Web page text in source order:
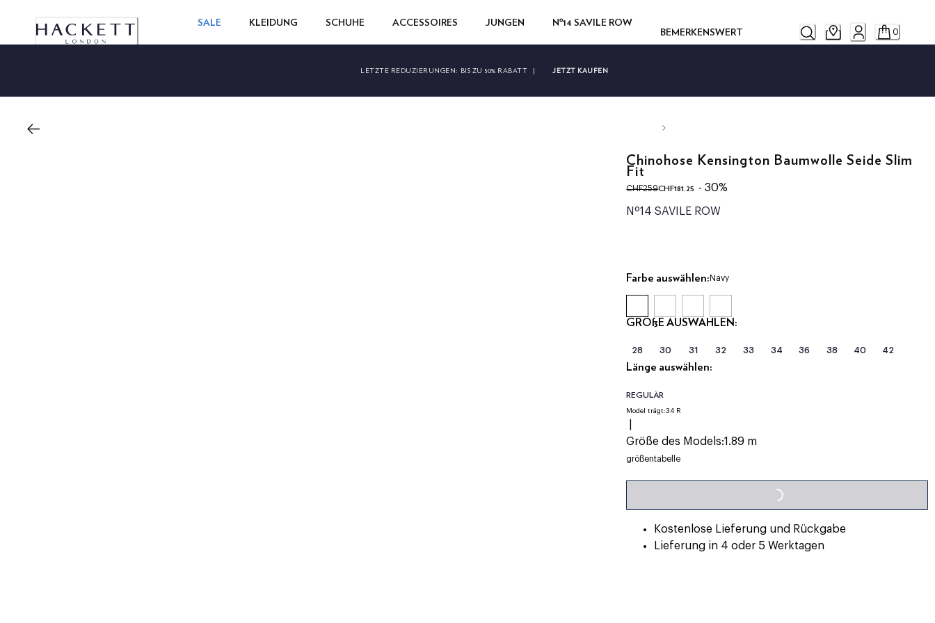
SALE KLEIDUNG SCHUHE ACCESSOIRES JUNGEN
Nº14 SAVILE ROW
BEMERKENSWERT
0
LETZTE REDUZIERUNGEN: BIS ZU 50% RABATT | JETZT KAUFEN
Chinohose Kensington Baumwolle Seide Slim
Fit
CHF259
ursprünglicher Preis CHF259
CHF181.25
aktueller Preis CHF181.25
- 30%
Nº14 SAVILE ROW
Farbe auswählen:Navy
GRÖßE AUSWÄHLEN:
28 30 31 32 33 34 36 38 40 42
Länge auswählen:
REGULÄR
Model trägt:34 R
Größe des Models:1.89 m
größentabelle LOADING...
Kostenlose Lieferung und Rückgabe
Lieferung in 4 oder 5 Werktagen